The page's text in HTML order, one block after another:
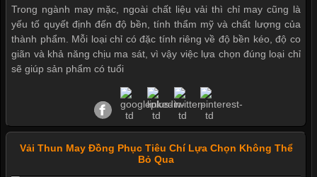
Trong ngành may mặc, ngoài chất liệu vải thì chỉ may cũng là
yếu tố quyết định đến độ bền, tính thẩm mỹ và chất lượng của
thành phẩm. Mỗi loại chỉ có đặc tính riêng về độ bền kéo, độ co
giãn và khả năng chịu ma sát, vì vậy việc lựa chọn đúng loại chỉ
sẽ giúp sản phẩm có tuổi
Vải Thun May Đồng Phục Tiêu Chí Lựa Chọn Không Thể
Bỏ Qua